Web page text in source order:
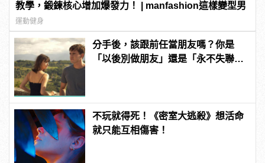
教學，鍛鍊核心增加爆發力！ | manfashion這樣變型男
運動健身
分手後，該跟前任當朋友嗎？你是
「以後別做朋友」還是「永不失聯的
不玩就得死！《密室大逃殺》想活命
就只能互相傷害！